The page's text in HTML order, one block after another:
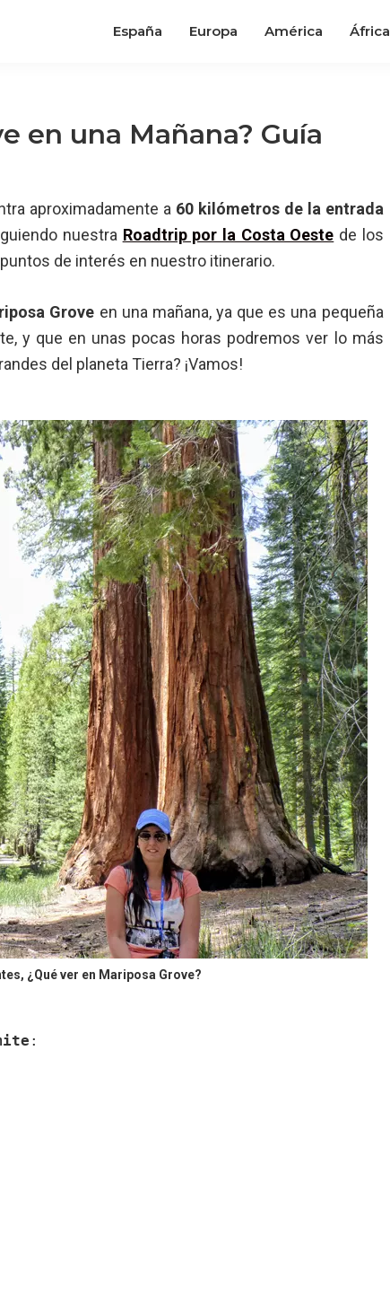
España Europa América África
en una Mañana? Guía
aproximadamente a 60 kilómetros de la entrada
nuestra Roadtrip por la Costa Oeste de los
de interés en nuestro itinerario.
Grove en una mañana, ya que es una pequeña
y que en unas pocas horas podremos ver lo más
del planeta Tierra? ¡Vamos!
¿Qué ver en Mariposa Grove?
: